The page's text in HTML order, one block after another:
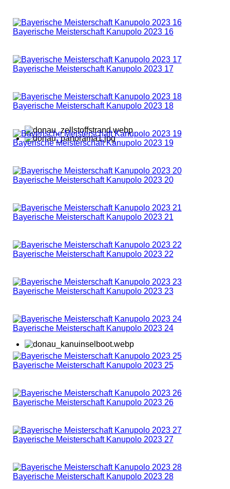
Bayerische Meisterschaft Kanupolo 2023 16
Bayerische Meisterschaft Kanupolo 2023 17
Bayerische Meisterschaft Kanupolo 2023 18
Bayerische Meisterschaft Kanupolo 2023 19
Bayerische Meisterschaft Kanupolo 2023 20
Bayerische Meisterschaft Kanupolo 2023 21
Bayerische Meisterschaft Kanupolo 2023 22
Bayerische Meisterschaft Kanupolo 2023 23
Bayerische Meisterschaft Kanupolo 2023 24
Bayerische Meisterschaft Kanupolo 2023 25
Bayerische Meisterschaft Kanupolo 2023 26
Bayerische Meisterschaft Kanupolo 2023 27
Bayerische Meisterschaft Kanupolo 2023 28